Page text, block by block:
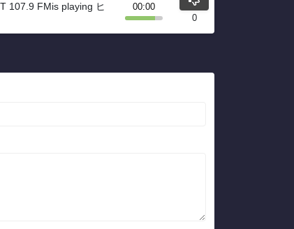
107.9 FMis playing ヒ
00:00
0